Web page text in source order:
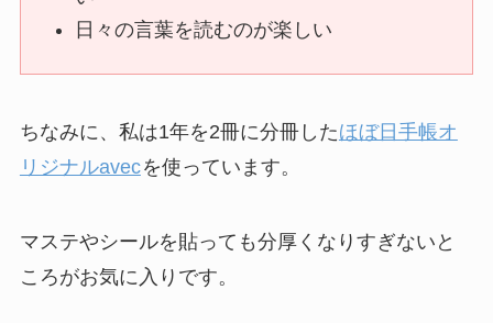
日々の言葉を読むのが楽しい
ちなみに、私は1年を2冊に分冊したほぼ日手帳オ
リジナルavecを使っています。
マステやシールを貼っても分厚くなりすぎないと
ころがお気に入りです。